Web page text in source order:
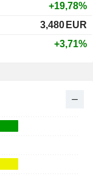
+19,78%
3,480 EUR
+3,71%